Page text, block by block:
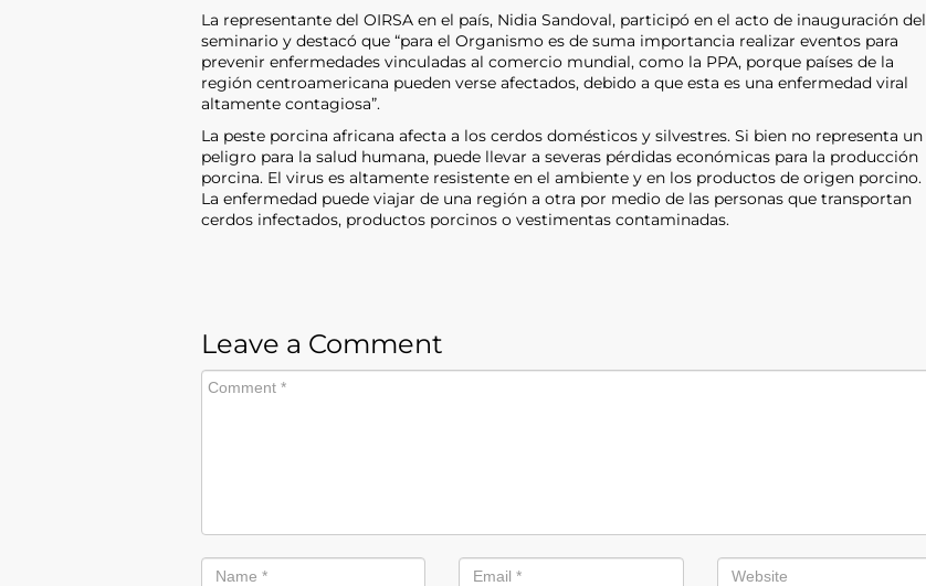
La representante del OIRSA en el país, Nidia Sandoval, participó en el acto de inauguración del
seminario y destacó que “para el Organismo es de suma importancia realizar eventos para
prevenir enfermedades vinculadas al comercio mundial, como la PPA, porque países de la
región centroamericana pueden verse afectados, debido a que esta es una enfermedad viral
altamente contagiosa”.
La peste porcina africana afecta a los cerdos domésticos y silvestres. Si bien no representa un
peligro para la salud humana, puede llevar a severas pérdidas económicas para la producción
porcina. El virus es altamente resistente en el ambiente y en los productos de origen porcino.
La enfermedad puede viajar de una región a otra por medio de las personas que transportan
cerdos infectados, productos porcinos o vestimentas contaminadas.
Leave a Comment